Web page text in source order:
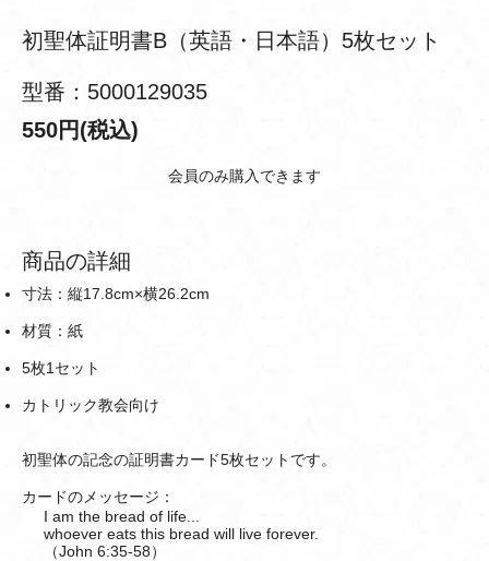
初聖体証明書B（英語・日本語）5枚セット
型番：5000129035
550円(税込)
会員のみ購入できます
商品の詳細
寸法：縦17.8cm×横26.2cm
材質：紙
5枚1セット
カトリック教会向け
初聖体の記念の証明書カード5枚セットです。
カードのメッセージ：
I am the bread of life...
whoever eats this bread will live forever.
（John 6:35-58）